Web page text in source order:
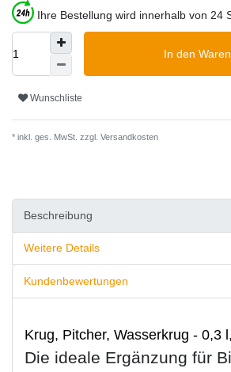
Ihre Bestellung wird innerhalb von 24
In den
Wunschliste
* inkl. ges. MwSt. zzgl. Versandkosten
Beschreibung
Weitere Details
Kundenbewertungen
Krug, Pitcher, Wasserkrug - 0,3
Die ideale Ergänzung für